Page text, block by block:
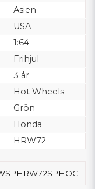
Asien
USA
1:64
Frihjul
3 år
Hot Wheels
Grön
Honda
HRW72